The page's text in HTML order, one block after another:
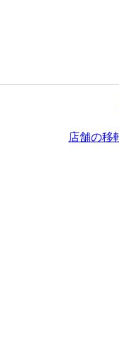
店舗の移